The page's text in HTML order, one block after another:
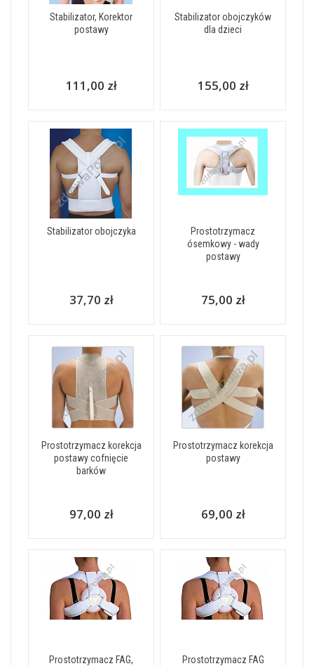
Stabilizator, Korektor
postawy
111,00 zł
Stabilizator obojczyków
dla dzieci
155,00 zł
Stabilizator obojczyka
37,70 zł
Prostotrzymacz
ósemkowy - wady
postawy
75,00 zł
Prostotrzymacz korekcja
postawy cofnięcie
barków
97,00 zł
Prostotrzymacz korekcja
postawy
69,00 zł
Prostotrzymacz FAG,
Prostotrzymacz FAG